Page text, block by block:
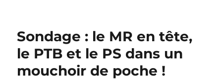
d’Avroy
meurt…
Sondage : le MR en tête,
le PTB et le PS dans un
mouchoir de poche !